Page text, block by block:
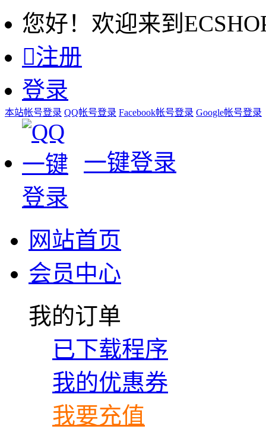
您好！欢迎来到
注册
登录
本站帐号登录 QQ帐号登录 Facebook帐号登录 Google帐号登录
一键登录
网站首页
会员中心
我的订单
已下载程序
我的优惠券
我要充值